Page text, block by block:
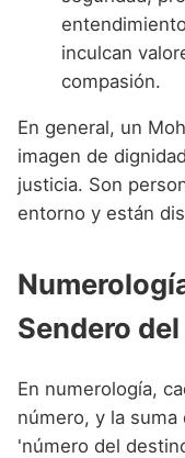
inculcan
compasión.
En general, un
imagen de
justicia. Son
entorno y están
Sendero
En numerología,
número, y la
'número del